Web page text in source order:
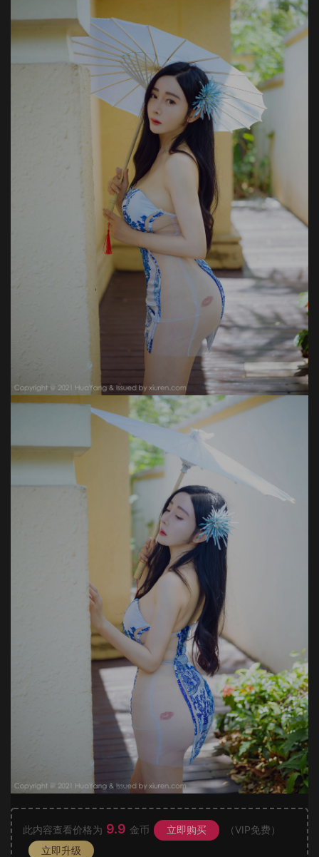
此内容查看价格为 9.9 金币 立即购买
（VIP免费）
立即升级